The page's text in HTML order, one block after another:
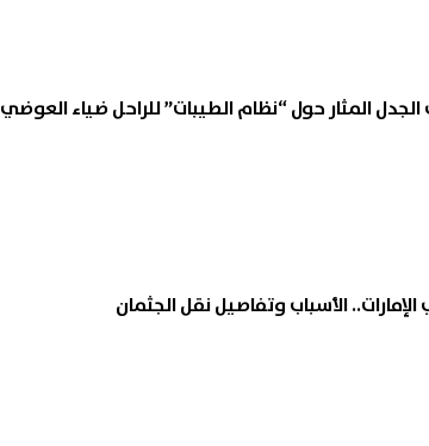
المثار حول “نظام الطيبات” للراحل ضياء العوضي
الأسباب وتفاصيل نقل الجثمان